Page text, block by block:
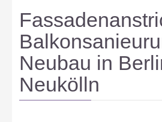
Neubau in
Neukölln